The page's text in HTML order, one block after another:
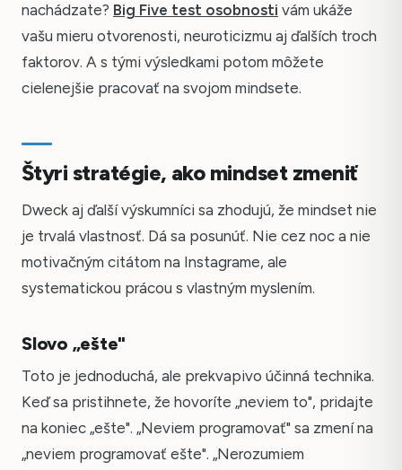
nachádzate? Big Five test osobnosti vám ukáže
vašu mieru otvorenosti, neuroticizmu aj ďalších troch
faktorov. A s tými výsledkami potom môžete
cielenejšie pracovať na svojom mindsete.
Štyri stratégie, ako mindset zmeniť
Dweck aj ďalší výskumníci sa zhodujú, že mindset nie
je trvalá vlastnosť. Dá sa posunúť. Nie cez noc a nie
motivačným citátom na Instagrame, ale
systematickou prácou s vlastným myslením.
Slovo „ešte"
Toto je jednoduchá, ale prekvapivo účinná technika.
Keď sa pristihnete, že hovoríte „neviem to", pridajte
na koniec „ešte". „Neviem programovať" sa zmení na
„neviem programovať ešte". „Nerozumiem